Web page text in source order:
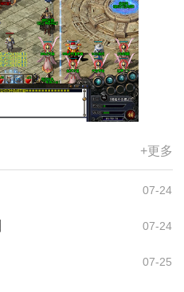
+更多
07-24
07-24
07-25